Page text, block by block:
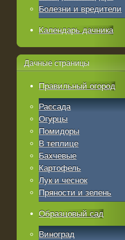
Болезни и вредители
Календарь дачника
Дачные страницы
Правильный огород
Рассада
Огурцы
Помидоры
В теплице
Бахчевые
Картофель
Лук и чеснок
Пряности и зелень
Образцовый сад
Виноград